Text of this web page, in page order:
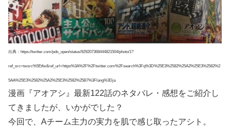
出典：https://twitter.com/pds_open/status/929207368444821504/photo/1?
ref_src=twsrc%5Etfw&ref_url=https%3A%2F%2Ftwitter.com%2Fsearch%3Fq%3D%25E3%2582%25A2%25E3%2582%2
5AA%25E3%2582%25A2%25E3%2582%25B7%3Flang%3Dja
漫画『アオアシ』最新122話のネタバレ・感想をご紹介し
てきましたが、いかがでした？
今回で、Aチーム主力の実力を肌で感じ取ったアシト。